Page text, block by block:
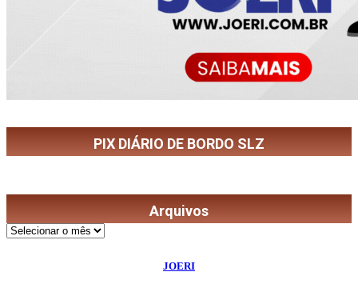
PIX DIÁRIO DE BORDO SLZ
Arquivos
Arquivos
JOERI